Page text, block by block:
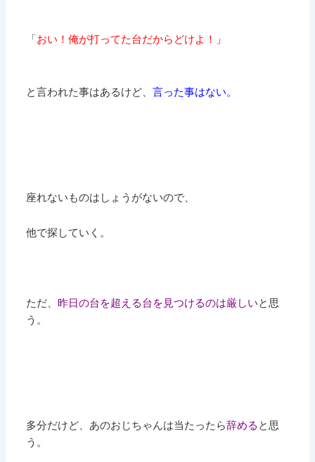
「おい！俺が打ってた台だからどけよ！ 」
と言われた事はあるけど、言った事はない。
座れないものはしょうがないので、
他で探していく。
ただ、昨日の台を超える台を見つけるのは厳しいと思
う。
多分だけど、あのおじちゃんは当たったら辞める と思
う。